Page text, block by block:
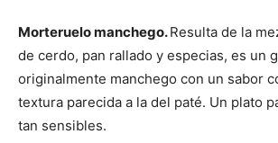
Morteruelo manchego.Resulta de la
de cerdo, pan rallado y especias, es un
originalmente manchego con un sabor
textura parecida a la del paté. Un plato
tan sensibles.